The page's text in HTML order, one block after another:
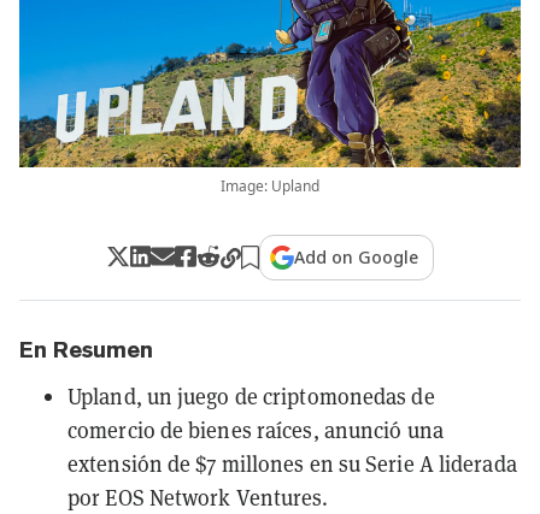
Image: Upland
Add on Google
En Resumen
Upland, un juego de criptomonedas de
comercio de bienes raíces, anunció una
extensión de $7 millones en su Serie A liderada
por EOS Network Ventures.